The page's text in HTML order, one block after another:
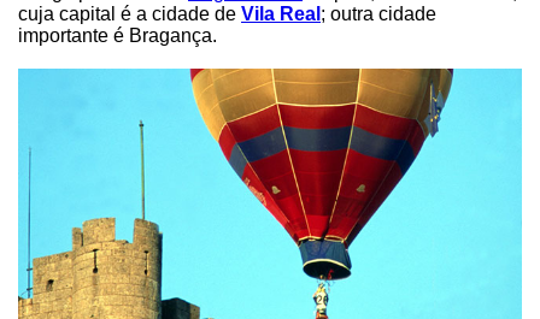
cuja capital é a cidade de Vila Real ; outra cidade
importante é Bragança.